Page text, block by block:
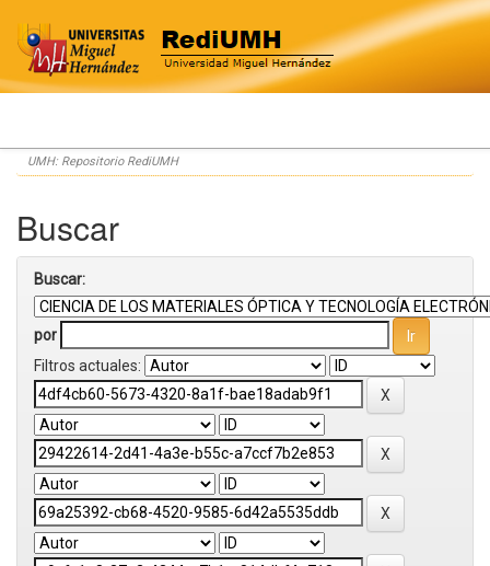
Skip
navigation
UMH: Repositorio RediUMH
Buscar
Buscar:
por
Filtros actuales: